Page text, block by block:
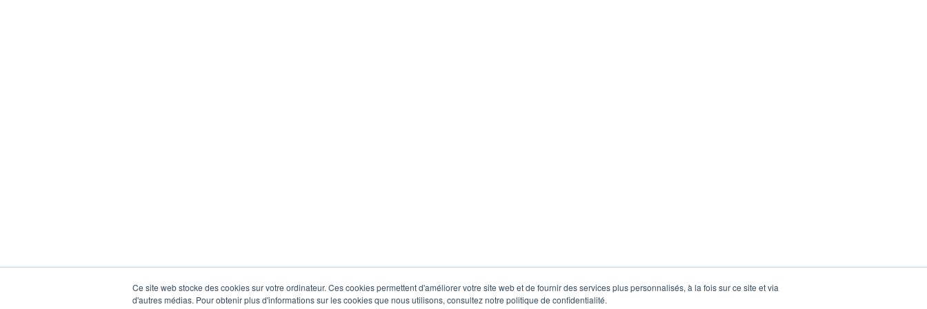
Ce site web stocke des cookies sur votre ordinateur. Ces cookies permettent d'améliorer votre site web et de fournir des services plus personnalisés, à la fois sur ce site et via
d'autres médias. Pour obtenir plus d'informations sur les cookies que nous utilisons, consultez notre politique de confidentialité.